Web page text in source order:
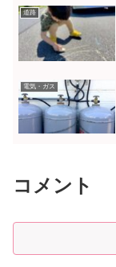
道路
電気・ガス
コメント